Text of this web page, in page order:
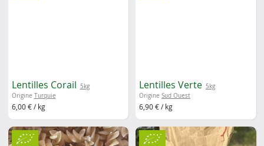
Lentilles Corail
5kg
Origine Turquie
6,00 € / kg
Lentilles Verte 5kg
Origine Sud Ouest
6,90 € / kg